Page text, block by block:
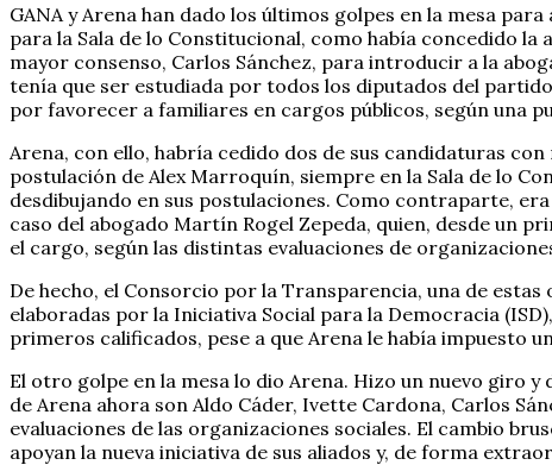
GANA y Arena han dado los últimos golpes en la mesa
para la Sala de lo Constitucional, como había concedido
mayor consenso, Carlos Sánchez, para introducir a la
tenía que ser estudiada por todos los diputados del
por favorecer a familiares en cargos públicos, según una
Arena, con ello, habría cedido dos de sus candidaturas
postulación de Alex Marroquín, siempre en la Sala de lo
desdibujando en sus postulaciones. Como contraparte,
caso del abogado Martín Rogel Zepeda, quien, desde un
el cargo, según las distintas evaluaciones de
De hecho, el Consorcio por la Transparencia, una de
elaboradas por la Iniciativa Social para la Democracia
primeros calificados, pese a que Arena le había impuesto
El otro golpe en la mesa lo dio Arena. Hizo un nuevo giro
de Arena ahora son Aldo Cáder, Ivette Cardona, Carlos
evaluaciones de las organizaciones sociales. El cambio
apoyan la nueva iniciativa de sus aliados y, de forma